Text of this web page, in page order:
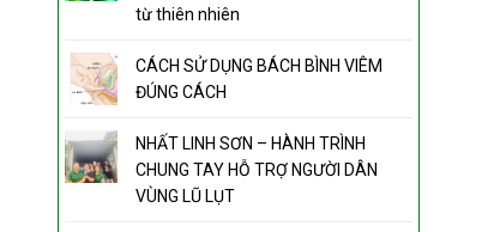
từ thiên nhiên
CÁCH SỬ DỤNG BÁCH BÌNH VIÊM
ĐÚNG CÁCH
NHẤT LINH SƠN – HÀNH TRÌNH
CHUNG TAY HỖ TRỢ NGƯỜI DÂN
VÙNG LŨ LỤT